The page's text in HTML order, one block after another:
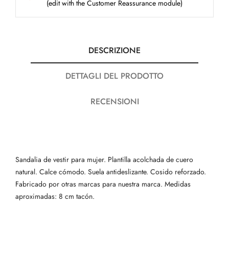
(edit with the Customer Reassurance module)
DESCRIZIONE
DETTAGLI DEL PRODOTTO
RECENSIONI
Sandalia de vestir para mujer. Plantilla acolchada de cuero
natural. Calce cómodo. Suela antideslizante. Cosido reforzado.
Fabricado por otras marcas para nuestra marca. Medidas
aproximadas: 8 cm tacón.